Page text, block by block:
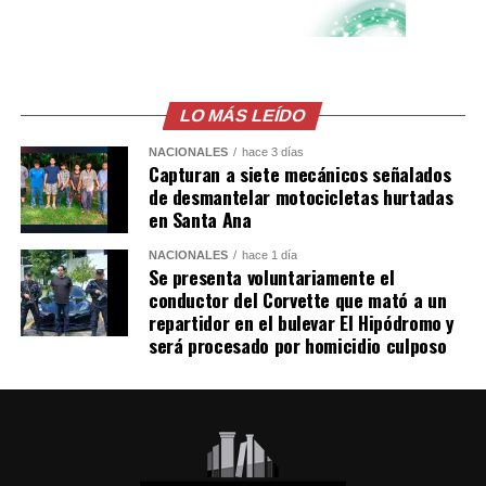
Hugo Lloris (FRA/Tottenham)
Manuel Neuer (GER/Bayern Múnich)
Jan Oblak (SLO/Atlético de Madrid)
André Onana (CMR/Ajax Ámsterdam)
Wojciech Szczesny (POL/Juventus Turín)
Marc-André ter Stegen (GER/FC Barcelona)
pic.twitter.com/
— Inter Miami CF
(@InterMiamiCF)
August 6, 2026
SI CAPITÁN! Messi x2
pic.twitter.com/ssqChmttZL
— Inter Miami CF
LO MÁS LEÍDO
NACIONALES hace 3 días
Capturan a siete mecánicos señalados
de desmantelar motocicletas hurtadas
en Santa Ana
NACIONALES hace 1 día
Se presenta voluntariamente el
conductor del Corvette que mató a un
repartidor en el bulevar El Hipódromo y
será procesado por homicidio culposo